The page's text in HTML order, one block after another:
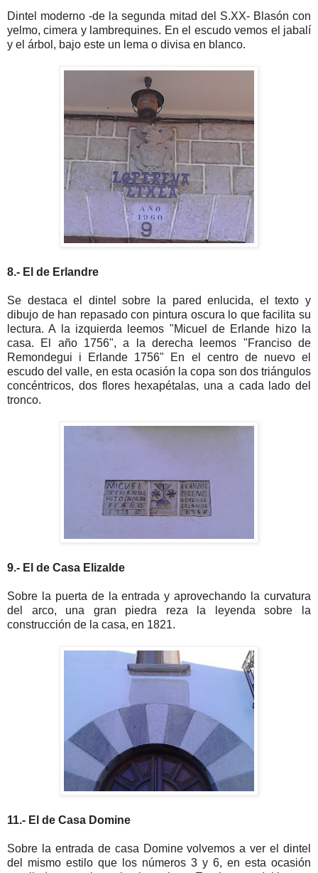
Dintel moderno -de la segunda mitad del S.XX- Blasón con
yelmo, cimera y lambrequines. En el escudo vemos el jabalí
y el árbol, bajo este un lema o divisa en blanco.
8.- El de Erlandre
Se destaca el dintel sobre la pared enlucida, el texto y
dibujo de han repasado con pintura oscura lo que facilita su
lectura. A la izquierda leemos "Micuel de Erlande hizo la
casa. El año 1756", a la derecha leemos "Franciso de
Remondegui i Erlande 1756" En el centro de nuevo el
escudo del valle, en esta ocasión la copa son dos triángulos
concéntricos, dos flores hexapétalas, una a cada lado del
tronco.
9.- El de Casa Elizalde
Sobre la puerta de la entrada y aprovechando la curvatura
del arco, una gran piedra reza la leyenda sobre la
construcción de la casa, en 1821.
11.- El de Casa Domine
Sobre la entrada de casa Domine volvemos a ver el dintel
del mismo estilo que los números 3 y 6, en esta ocasión